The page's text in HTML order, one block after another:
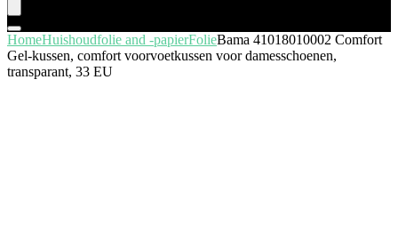
HomeHuishoudfolie and -papierFolieBama 41018010002 Comfort
Gel-kussen, comfort voorvoetkussen voor damesschoenen,
transparant, 33 EU